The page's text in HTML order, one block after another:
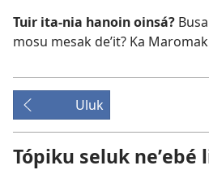
Tuir ita-nia hanoin oinsá?
mosu mesak deʼit? Ka
Uluk
Tópiku seluk neʼebé